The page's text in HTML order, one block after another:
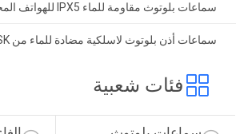
سماعات بلوتوث مقاومة للماء IPX5 للهواتف المحمولة
سماعات أذن بلوتوث لاسلكية مضادة للماء من GFSK لإلغاء الضوضاء
فئات شعبية